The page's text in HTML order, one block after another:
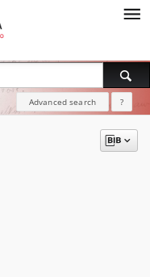
Advanced search ?